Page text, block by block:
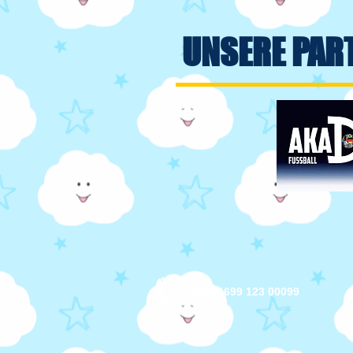
UNSERE
+43 (0)699 123 00099